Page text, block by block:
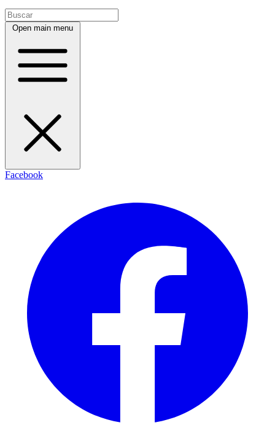
Open main menu
Facebook